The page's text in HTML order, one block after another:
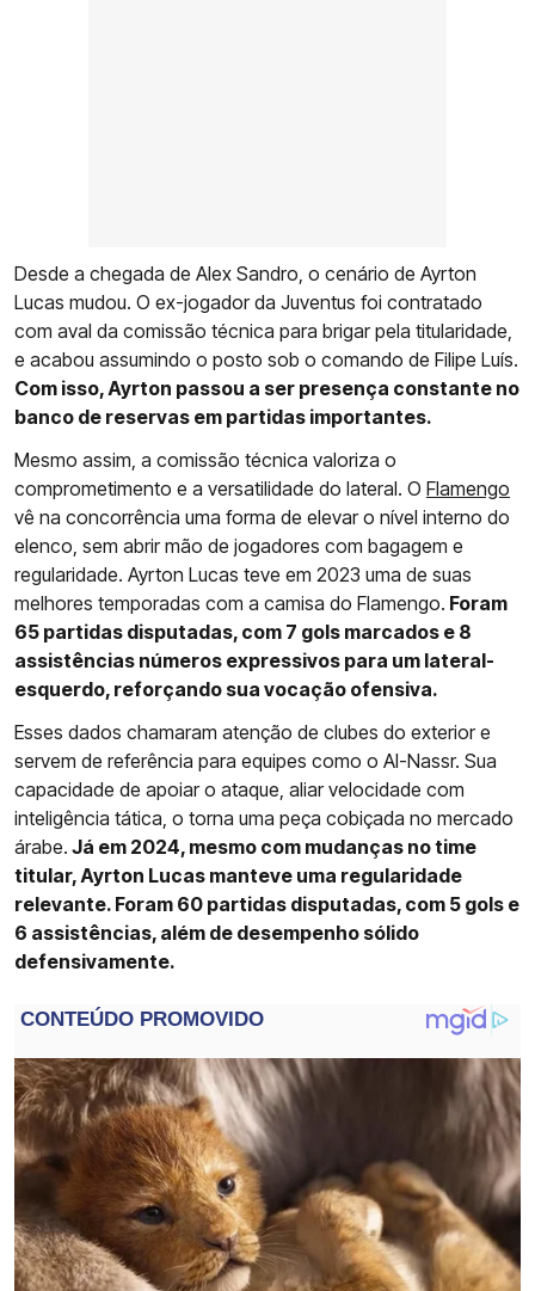
Desde a chegada de Alex Sandro, o cenário de Ayrton
Lucas mudou. O ex-jogador da Juventus foi contratado
com aval da comissão técnica para brigar pela titularidade,
e acabou assumindo o posto sob o comando de Filipe Luís.
Com isso, Ayrton passou a ser presença constante no
banco de reservas em partidas importantes.
Mesmo assim, a comissão técnica valoriza o
comprometimento e a versatilidade do lateral. O Flamengo
vê na concorrência uma forma de elevar o nível interno do
elenco, sem abrir mão de jogadores com bagagem e
regularidade. Ayrton Lucas teve em 2023 uma de suas
melhores temporadas com a camisa do Flamengo. Foram
65 partidas disputadas, com 7 gols marcados e 8
assistências números expressivos para um lateral-
esquerdo, reforçando sua vocação ofensiva.
Esses dados chamaram atenção de clubes do exterior e
servem de referência para equipes como o Al-Nassr. Sua
capacidade de apoiar o ataque, aliar velocidade com
inteligência tática, o torna uma peça cobiçada no mercado
árabe. Já em 2024, mesmo com mudanças no time
titular, Ayrton Lucas manteve uma regularidade
relevante. Foram 60 partidas disputadas, com 5 gols e
6 assistências, além de desempenho sólido
defensivamente.